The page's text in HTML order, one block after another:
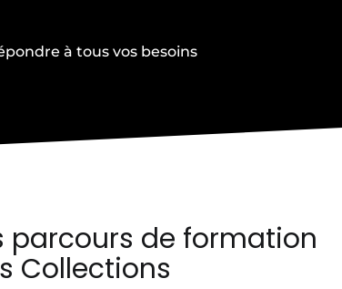
à tous vos besoins
parcours de formation
Collections